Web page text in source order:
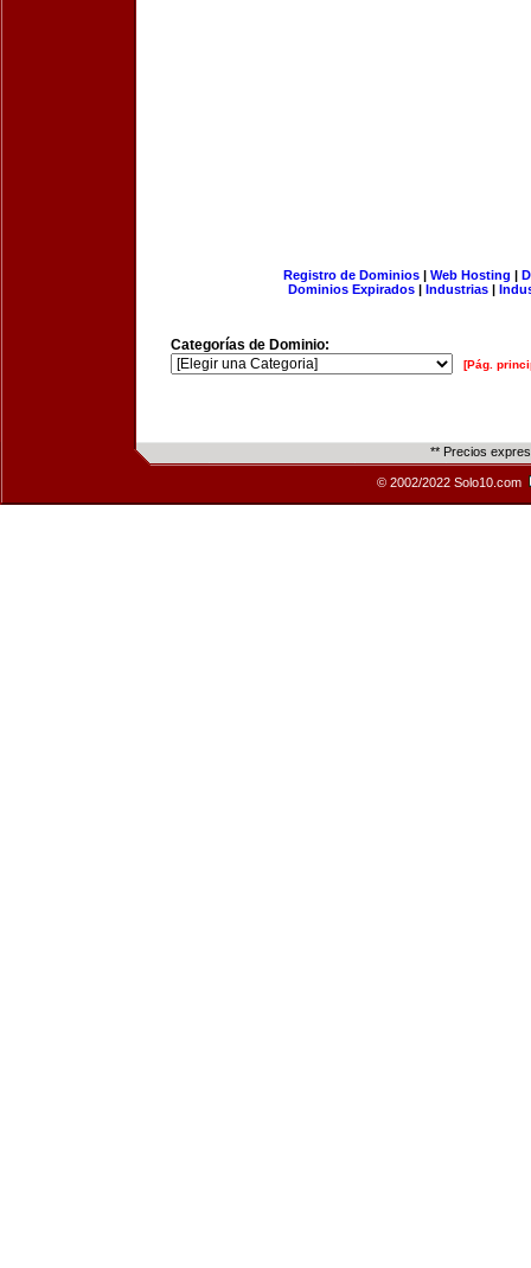
Registro de Dominios| Web Hosting |
Dominios Expirados | Industrias |
Categorías de Dominio:
[Pág.
** Precios
© 2002/2022 Solo10.com